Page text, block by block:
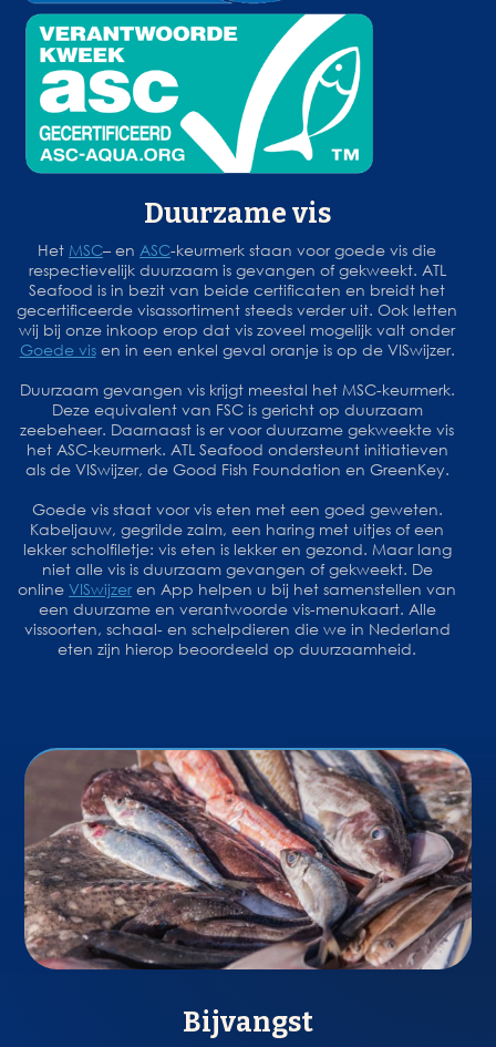
Duurzame vis
Het MSC– en ASC-keurmerk staan voor goede vis die
respectievelijk duurzaam is gevangen of gekweekt. ATL
Seafood is in bezit van beide certificaten en breidt het
gecertificeerde visassortiment steeds verder uit. Ook letten
wij bij onze inkoop erop dat vis zoveel mogelijk valt onder
Goede visen in een enkel geval oranje is op de VISwijzer.
Duurzaam gevangen vis krijgt meestal het MSC-keurmerk.
Deze equivalent van FSC is gericht op duurzaam
zeebeheer. Daarnaast is er voor duurzame gekweekte vis
het ASC-keurmerk. ATL Seafood ondersteunt initiatieven
als de VISwijzer, de Good Fish Foundation en GreenKey.
Goede vis staat voor vis eten met een goed geweten.
Kabeljauw, gegrilde zalm, een haring met uitjes of een
lekker scholfiletje: vis eten is lekker en gezond. Maar lang
niet alle vis is duurzaam gevangen of gekweekt. De
online VISwijzer en App helpen u bij het samenstellen van
een duurzame en verantwoorde vis-menukaart. Alle
vissoorten, schaal- en schelpdieren die we in Nederland
eten zijn hierop beoordeeld op duurzaamheid.
Bijvangst